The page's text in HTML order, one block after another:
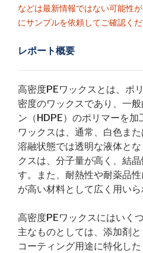
などは最新情報ではない可能性
にサンプルを依頼してご確認くだ
レポート概要
高密度PEワックスとは、ポ
密度のワックスであり、一
ン（HDPE）のポリマーを
ワックスは、通常、白色また
溶融状態では透明な液体と
クスは、分子量が高く、結
す。また、耐熱性や耐薬品
が高い材料として広く用いら
高密度PEワックスにはいく
主なものとしては、添加剤と
コーティング用途に特化し